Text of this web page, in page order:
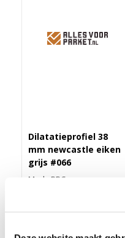
Dilatatieprofiel 38
mm newcastle eiken
grijs #066
Merk: PPC